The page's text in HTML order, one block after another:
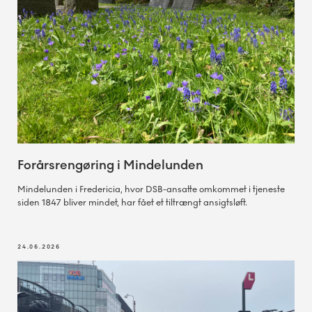
Forårsrengøring i Mindelunden
Mindelunden i Fredericia, hvor DSB-ansatte omkommet i tjeneste
siden 1847 bliver mindet, har fået et tiltrængt ansigtsløft.
24.06.2026